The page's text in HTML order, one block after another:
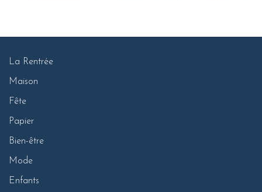
La Rentrée
Maison
Fête
Papier
Bien-être
Mode
Enfants